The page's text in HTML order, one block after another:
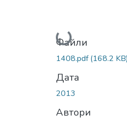
Вантажиться...
Файли
1408.pdf(168.2 KB)
Дата
2013
Автори